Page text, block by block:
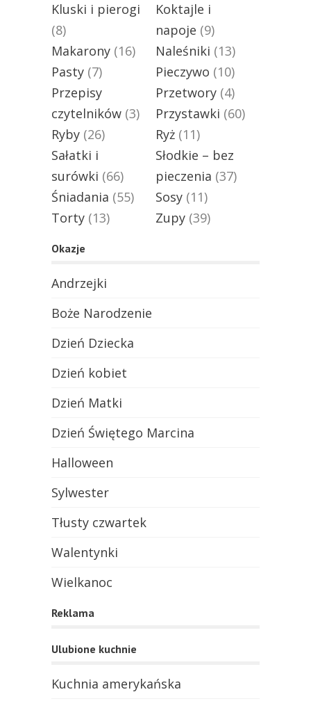
Kluski i pierogi
(8)
Koktajle i
napoje (9)
Makarony (16) Naleśniki (13)
Pasty (7) Pieczywo (10)
Przepisy
czytelników (3)
Przetwory (4)
Przystawki (60)
Ryby (26) Ryż (11)
Sałatki i
surówki (66)
Słodkie – bez
pieczenia (37)
Śniadania (55) Sosy (11)
Torty (13) Zupy (39)
Okazje
Andrzejki
Boże Narodzenie
Dzień Dziecka
Dzień kobiet
Dzień Matki
Dzień Świętego Marcina
Halloween
Sylwester
Tłusty czwartek
Walentynki
Wielkanoc
Reklama
Ulubione kuchnie
Kuchnia amerykańska